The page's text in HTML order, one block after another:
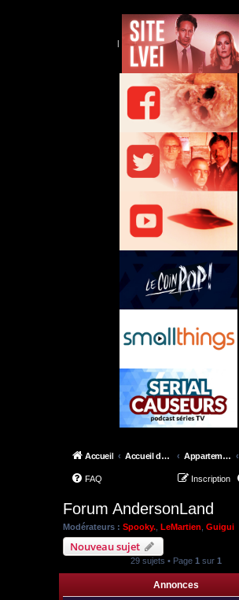
|
Accueil Accueil du forum Appartement 42
FAQ Inscription
Forum AndersonLand
Modérateurs : Spooky. LeMartien Guigui
Nouveau sujet
29 sujets • Page 1 sur 1
Annonces